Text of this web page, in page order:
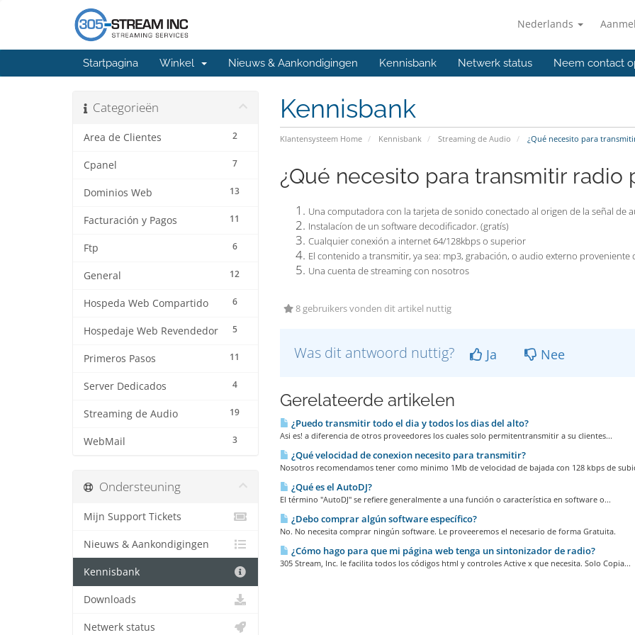
Nederlands
Startpagina Winkel Nieuws & Aankondigingen Kennisbank Netwerk status Neem contact
Kennisbank
Klantensysteem Home Kennisbank Streaming de Audio ¿Qué necesito para
Categorieën
2
Area de Clientes
7
Cpanel
13
Dominios Web
11
Facturación y Pagos
6
Ftp
12
General
6
Hospeda Web Compartido
5
Hospedaje Web Revendedor
11
Primeros Pasos
4
Server Dedicados
19
Streaming de Audio
3
WebMail
¿Qué necesito para transmitir radio
Una computadora con la tarjeta de sonido conectado al origen de la señal de
Instalacíon de un software decodificador. (gratís)
Cualquier conexión a internet 64/128kbps o superior
El contenido a transmitir, ya sea: mp3, grabación, o audio externo
Una cuenta de streaming con nosotros
8 gebruikers vonden dit artikel nuttig
Was dit antwoord nuttig? Ja Nee
Gerelateerde artikelen
¿Puedo transmitir todo el dia y todos los dias del alto?
Asi es! a diferencia de otros proveedores los cuales solo permitentransmitir a su clientes...
¿Qué velocidad de conexion necesito para transmitir?
Nosotros recomendamos tener como minimo 1Mb de velocidad de bajada con 128 kbps de
¿Qué es el AutoDJ?
El término "AutoDJ" se refiere generalmente a una función o característica en software o...
¿Debo comprar algún software especí­fico?
No. No necesita comprar ningún software. Le proveeremos el necesario de forma Gratuita.
¿Cómo hago para que mi página web tenga un sintonizador de radio?
305 Stream, Inc. le facilita todos los códigos html y controles Active x que necesita. Solo Copia...
Ondersteuning
Mijn Support Tickets
Nieuws & Aankondigingen
Kennisbank
Downloads
Netwerk status